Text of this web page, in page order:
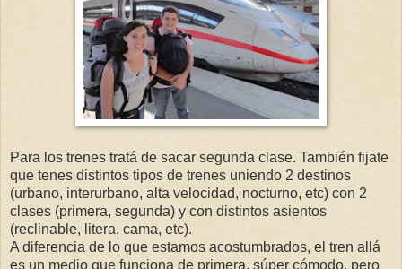
Para los trenes tratá de sacar segunda clase. También fijate
que tenes distintos tipos de trenes uniendo 2 destinos
(urbano, interurbano, alta velocidad, nocturno, etc) con 2
clases (primera, segunda) y con distintos asientos
(reclinable, litera, cama, etc).
A diferencia de lo que estamos acostumbrados, el tren allá
es un medio que funciona de primera, súper cómodo, pero